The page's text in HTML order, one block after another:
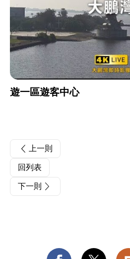
遊一區遊客中心
上一則
回列表
下一則